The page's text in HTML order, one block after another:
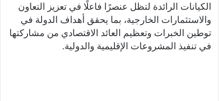
الكيانات الرائدة لتظل عنصرًا فاعلًا في تعزيز التعاون
والاستثمارات الخارجية، بما يحقق أهداف الدولة في
توطين الخبرات وتعظيم العائد الاقتصادي من مشاركتها
في تنفيذ المشروعات الإقليمية والدولية.